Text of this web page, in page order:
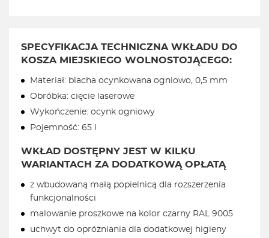
SPECYFIKACJA TECHNICZNA WKŁADU DO
KOSZA MIEJSKIEGO WOLNOSTOJĄCEGO:
Materiał: blacha ocynkowana ogniowo, 0,5 mm
Obróbka: cięcie laserowe
Wykończenie: ocynk ogniowy
Pojemność: 65 l
WKŁAD DOSTĘPNY JEST W KILKU
WARIANTACH ZA DODATKOWĄ OPŁATĄ
z wbudowaną małą popielnicą dla rozszerzenia
funkcjonalności
malowanie proszkowe na kolor czarny RAL 9005
uchwyt do opróżniania dla dodatkowej higieny